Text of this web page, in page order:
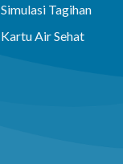
Simulasi Tagihan
Kartu Air Sehat